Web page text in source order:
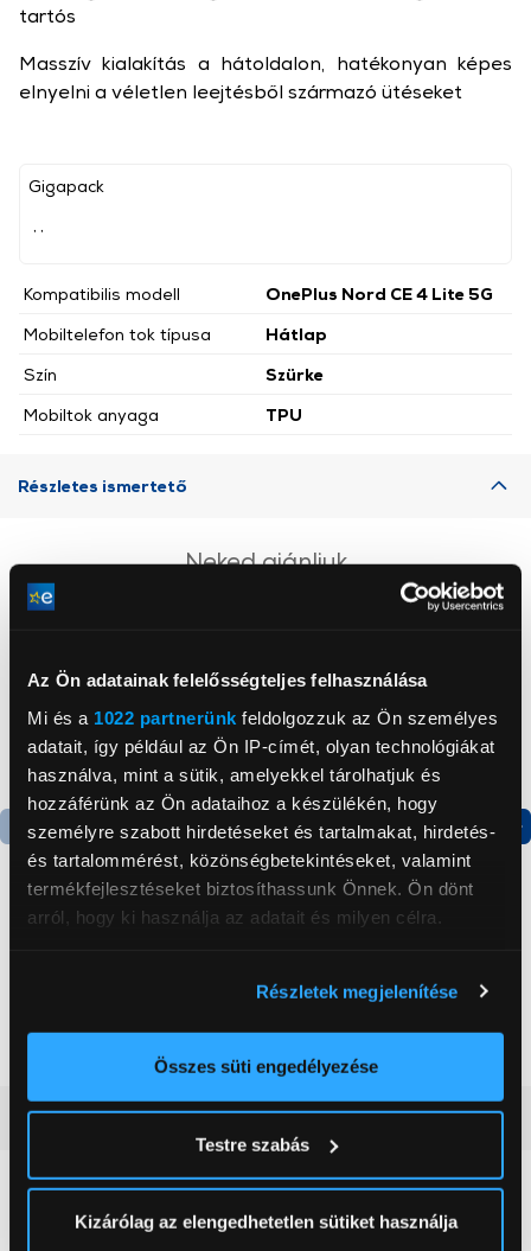
Az Ön adatainak felelősségteljes felhasználása
Mi és a 1022 partnerünk feldolgozzuk az Ön személyes
adatait, így például az Ön IP-címét, olyan technológiákat
használva, mint a sütik, amelyekkel tárolhatjuk és
hozzáférünk az Ön adataihoz a készülékén, hogy
személyre szabott hirdetéseket és tartalmakat, hirdetés-
és tartalommérést, közönségbetekintéseket, valamint
termékfejlesztéseket biztosíthassunk Önnek. Ön dönt
arról, hogy ki használja az adatait és milyen célra.
elhelyezkedéséről pár méteres pontossággal
Az Ön készülékén beazonosítása annak konkrét
módjairól és adja meg preferenciáit aRészletek
pontban. Bármikor módosíthatja vagy visszavonhatja a
Sütinyilatkozathoz való hozzájárulását.
Részletek megjelenítése
Összes süti engedélyezése
Testre szabás
Kizárólag az elengedhetetlen sütiket használja
Gigapack
Kompatibilis modell
OnePlus Nord CE 4 Lite 5G
Mobiltelefon tok típusa
Hátlap
Szín
Szürke
Mobiltok anyaga
TPU
tartós
Masszív kialakítás a hátoldalon, hatékonyan képes
elnyelni a véletlen leejtésből származó ütéseket
Részletes ismertető
Neked ajánljuk
Termék adatlap Termék adatlap
kombinált hűtőszekrény
Vásárlói vélemények(0)
0